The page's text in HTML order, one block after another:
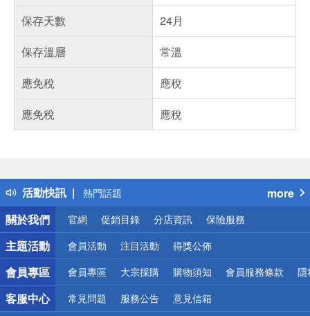
保存天數
24月
保存溫層
常溫
應免稅
應稅
應免稅
應稅
活動快訊
得獎公告
熱門話題
銀行優惠
偏遠地區配送
詐騙網頁！請小心！
more
關於我們
官網 促銷目錄 分店資訊 保險服務
主題活動 會員活動 注目活動 得獎公佈
會員專區 會員專區 大宗採購 購物須知 會員服務條款 隱
客服中心 常見問題 服務公告 意見信箱